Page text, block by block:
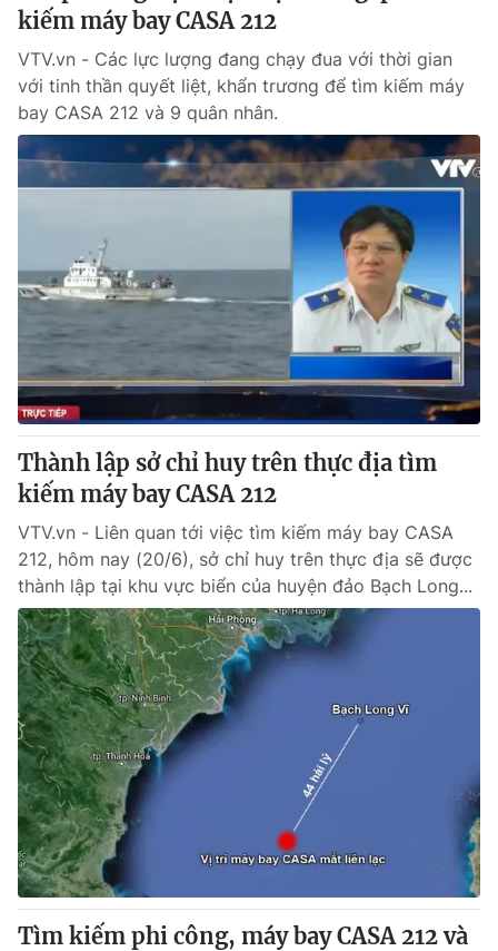
kiếm máy bay CASA 212
VTV.vn - Các lực lượng đang chạy đua với thời gian
với tinh thần quyết liệt, khẩn trương để tìm kiếm máy
bay CASA 212 và 9 quân nhân.
Thành lập sở chỉ huy trên thực địa tìm
kiếm máy bay CASA 212
VTV.vn - Liên quan tới việc tìm kiếm máy bay CASA
212, hôm nay (20/6), sở chỉ huy trên thực địa sẽ được
thành lập tại khu vực biển của huyện đảo Bạch Long...
Tìm kiếm phi công, máy bay CASA 212 và